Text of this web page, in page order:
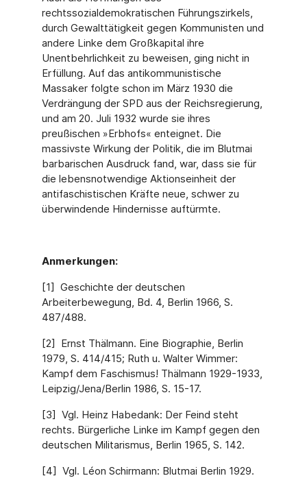
rechtssozialdemokratischen Führungszirkels,
durch Gewalttätig­keit gegen Kommunisten und
andere Linke dem Großkapital ihre
Unentbehrlichkeit zu be­weisen, ging nicht in
Erfüllung. Auf das antikommunistische
Massaker folgte schon im März 1930 die
Verdrängung der SPD aus der Reichsregierung,
und am 20. Juli 1932 wurde sie ihres
preußischen »Erbhofs« enteignet. Die
massivste Wirkung der Politik, die im Blut­mai
barbarischen Ausdruck fand, war, dass sie für
die lebensnotwendige Aktionseinheit der
antifaschistischen Kräfte neue, schwer zu
überwindende Hindernisse auftürmte.
Anmerkungen:
[1] Geschichte der deutschen
Arbeiterbewegung, Bd. 4, Berlin 1966, S.
487/488.
[2] Ernst Thälmann. Eine Biographie, Berlin
1979, S. 414/415; Ruth u. Walter Wimmer:
Kampf dem Faschismus! Thälmann 1929-1933,
Leipzig/Jena/Berlin 1986, S. 15-17.
[3] Vgl. Heinz Habedank: Der Feind steht
rechts. Bürgerliche Linke im Kampf gegen den
deutschen Militarismus, Berlin 1965, S. 142.
[4] Vgl. Léon Schirmann: Blutmai Berlin 1929.